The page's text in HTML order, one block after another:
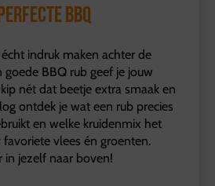
BBQ
indruk maken achter de
goede BBQ rub geef je jouw
nét dat beetje extra smaak en
ontdek je wat een rub precies
en welke kruidenmix het
vlees én groenten.
in jezelf naar boven!